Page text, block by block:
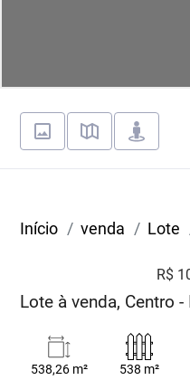
Início venda Lote
R$
Lote à venda, Centro
538,26 m²
538 m²